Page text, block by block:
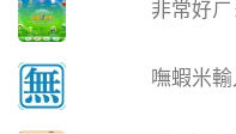
非常好
嘸蝦米